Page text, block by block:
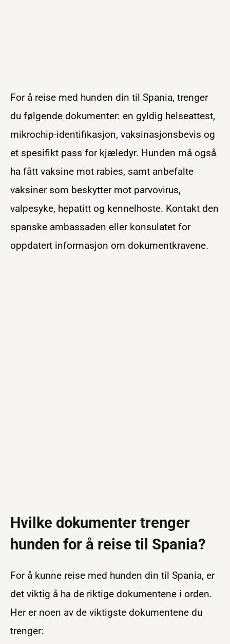
For å reise med hunden din til Spania, trenger
du følgende dokumenter: en gyldig helseattest,
mikrochip-identifikasjon, vaksinasjonsbevis og
et spesifikt pass for kjæledyr. Hunden må også
ha fått vaksine mot rabies, samt anbefalte
vaksiner som beskytter mot parvovirus,
valpesyke, hepatitt og kennelhoste. Kontakt den
spanske ambassaden eller konsulatet for
oppdatert informasjon om dokumentkravene.
Hvilke dokumenter trenger
hunden for å reise til Spania?
For å kunne reise med hunden din til Spania, er
det viktig å ha de riktige dokumentene i orden.
Her er noen av de viktigste dokumentene du
trenger: